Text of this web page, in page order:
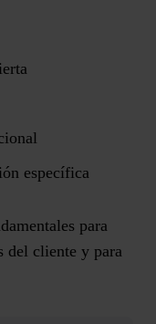
específica
para
del cliente y para